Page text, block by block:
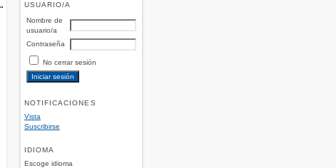
USUARIO/A
Nombre de
usuario/a
Contraseña
No cerrar sesión
NOTIFICACIONES
Vista
Suscribirse
IDIOMA
Escoge idioma